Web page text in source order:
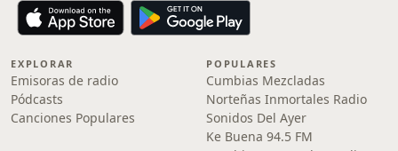
EXPLORAR
Emisoras de radio
Pódcasts
Canciones Populares
POPULARES
Cumbias Mezcladas
Norteñas Inmortales Radio
Sonidos Del Ayer
Ke Buena 94.5 FM